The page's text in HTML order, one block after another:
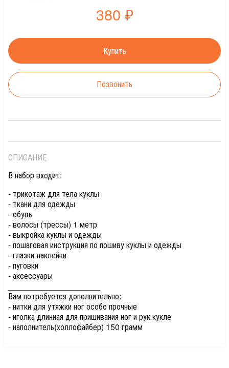
380 ₽
Позвонить
ОПИСАНИЕ
В набор входит:
- трикотаж для тела куклы
- ткани для одежды
- обувь
- волосы (трессы) 1 метр
- выкройка куклы и одежды
- пошаговая инструкция по пошиву куклы и одежды
- глазки-наклейки
- пуговки
- аксессуары
Вам потребуется дополнительно:
- нитки для утяжки ног особо прочные
- иголка длинная для пришивания ног и рук кукле
- наполнитель(холлофайбер) 150 грамм